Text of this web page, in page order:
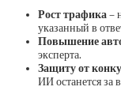
Рост трафика–
указанный в
Повышение
эксперта.
Защиту от
ИИ останется за